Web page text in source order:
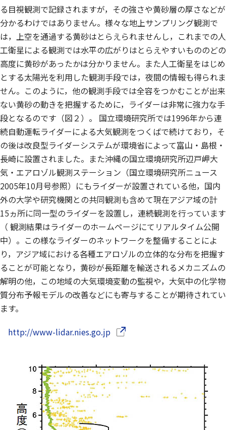
る目視観測で記録されますが，その強さや黄砂層の厚さなどが
分かるわけではありません。様々な地上サンプリング観測で
は，上空を通過する黄砂はとらえられませんし，これまでの人
工衛星による観測では水平の広がりはとらえやすいもののどの
高度に黄砂があったかは分かりません。また人工衛星をはじめ
とする太陽光を利用した観測手段では，夜間の情報も得られま
せん。このように，他の観測手段では全容をつかむことが出来
ない黄砂の動きを把握するために，ライダーは非常に強力な手
段となるのです（図２）。 国立環境研究所では1996年から連
続自動運転ライダーによる大気観測をつくばで続けており，そ
の後は改良型ライダーシステムが環境省によって富山・島根・
長崎に設置されました。また沖縄の国立環境研究所辺戸岬大
気・エアロゾル観測ステーション（国立環境研究所ニュース
2005年10月号参照）にもライダーが設置されている他，国内
外の大学や研究機関との共同観測も含めて現在アジア域の計
15ヵ所に同一型のライダーを設置し，連続観測を行っています
（ 観測結果はライダーのホームページにてリアルタイム公開
中）。この様なライダーのネットワークを整備することによ
り，アジア域における各種エアロゾルの立体的な分布を把握す
ることが可能となり，黄砂が長距離を輸送されるメカニズムの
解明の他，この地域の大気環境変動の監視や，大気中の化学物
質分布予報モデルの改善などにも寄与することが期待されてい
ます。
http://www-lidar.nies.go.jp（別ウインドウで開きます）